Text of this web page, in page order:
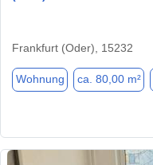
Frankfurt (Oder), 15232
Wohnung ca. 80,00 m²